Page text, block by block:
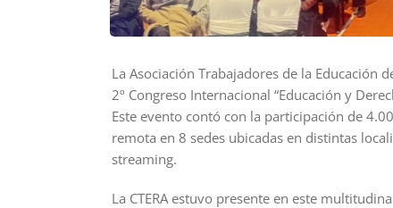
La Asociación Trabajadores de la Educación
2º Congreso Internacional “Educación y
Este evento contó con la participación de
remota en 8 sedes ubicadas en distintas
streaming.
La CTERA estuvo presente en este